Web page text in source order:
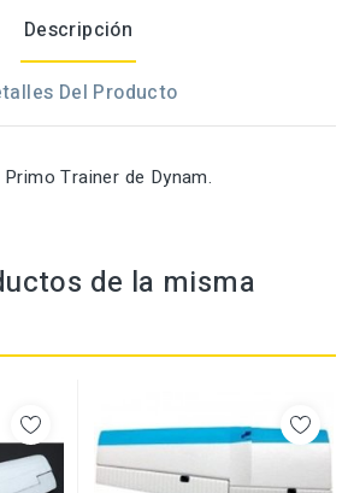
Descripción
Del Producto
Trainer de Dynam.
de la misma